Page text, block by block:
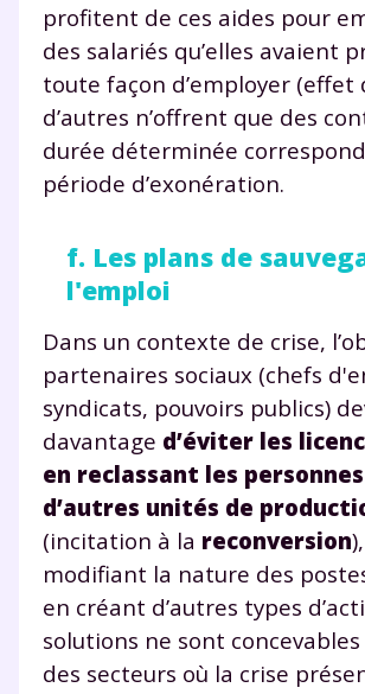
profitent de ces aides pour
des salariés qu’elles avaient
toute façon d’employer (effet
d’autres n’offrent que des
durée déterminée
période d’exonération.
f. Les plans de
l'emploi
Dans un contexte de crise,
partenaires sociaux (chefs
syndicats, pouvoirs publics)
davantage d’éviter les
en reclassant les
d’autres unités de
(incitation à la reconversion
modifiant la nature des
en créant d’autres types
solutions ne sont
des secteurs où la crise